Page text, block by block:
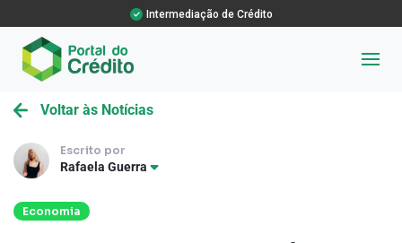
Intermediação de Crédito
Voltar às Notícias
Escrito por
Rafaela Guerra
Economia